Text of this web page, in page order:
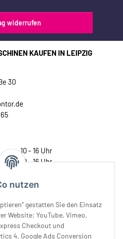
nutzen
gestatten Sie den Einsatz
Website: YouTube, Vimeo,
Checkout und
4, Google Ads Conversion
widerrufen
KAUFEN IN LEIPZIG
30
10 - 16 Uhr
10 - 16 Uhr
10 - 18 Uhr
10 - 14 Uhr